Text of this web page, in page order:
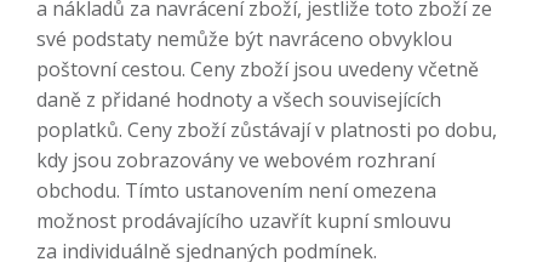
a nákladů za navrácení zboží, jestliže toto zboží ze
své podstaty nemůže být navráceno obvyklou
poštovní cestou. Ceny zboží jsou uvedeny včetně
daně z přidané hodnoty a všech souvisejících
poplatků. Ceny zboží zůstávají v platnosti po dobu,
kdy jsou zobrazovány ve webovém rozhraní
obchodu. Tímto ustanovením není omezena
možnost prodávajícího uzavřít kupní smlouvu
za individuálně sjednaných podmínek.